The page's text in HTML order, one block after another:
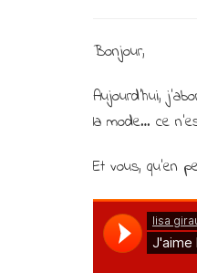
Bonjour,
Aujourd’hui,
la mode… ce
Et vous, qu’en